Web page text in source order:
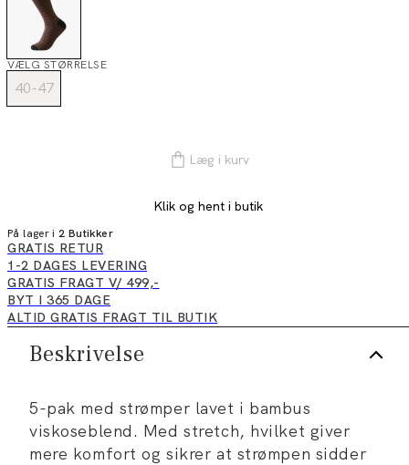
VÆLG STØRRELSE
40-47
Læg i kurv
Klik og hent i butik
På lager i 2 Butikker
GRATIS RETUR
1-2 DAGES LEVERING
GRATIS FRAGT V/ 499,-
BYT I 365 DAGE
ALTID GRATIS FRAGT TIL BUTIK
Beskrivelse
5-pak med strømper lavet i bambus
viskoseblend. Med stretch, hvilket giver
mere komfort og sikrer at strømpen sidder